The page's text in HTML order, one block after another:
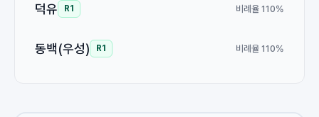
덕유 R1 비례율 110%
동백(우성) R1 비례율 110%